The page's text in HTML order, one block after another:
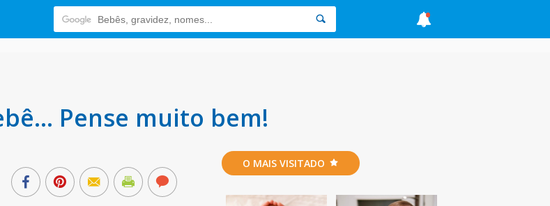
Pense muito bem!
O MAIS VISITADO